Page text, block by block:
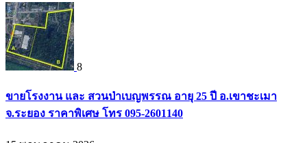
8
ขายโรงงาน และ สวนป่าเบญพรรณ อายุ 25 ปี อ.เขาชะเมา
จ.ระยอง ราคาพิเศษ โทร 095-2601140